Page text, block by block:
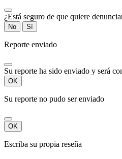
¿Está seguro de que quiere
No Sí
Reporte enviado
Su reporte ha sido enviado y será
OK
Su reporte no pudo ser enviado
OK
Escriba su propia reseña